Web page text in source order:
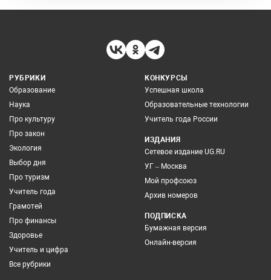
РУБРИКИ
Образование
Наука
Про культуру
Про закон
Экология
Выбор дня
Про туризм
Учитель года
Грамотей
Про финансы
Здоровье
Учитель и цифра
Все рубрики
КОНКУРСЫ
Успешная школа
Образовательные технологии
Учитель года России
ИЗДАНИЯ
Сетевое издание UG.RU
УГ – Москва
Мой профсоюз
Архив номеров
ПОДПИСКА
Бумажная версия
Онлайн-версия